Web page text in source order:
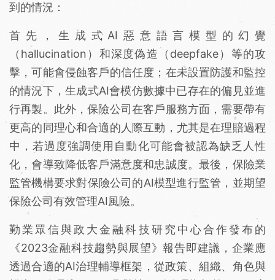
到的情況：
首先，生成式AI惡意語言模型的幻覺
（hallucination）和深度偽造（deepfake）等的攻
擊，可能會侵蝕客戶的信任度；在未設置防護和監控
的情況下，生成式AI會模仿數據中已存在的偏見並進
行再製。此外，保險公司在客戶服務方面，需要帶有
更高的同理心和合適的人際互動，尤其是在理賠過程
中，若過度強調使用自動化可能會被認為缺乏人性
化，會導致降低客戶滿意度和忠誠度。最後，保險業
監管機構要求對保險公司的AI模型進行監管，並期望
保險公司有效管理AI風險。
勤業眾信與政大金融科技研究中心合作發布的
《2023金融科技趨勢與展望》報告即建議，企業應
透過合適的AI治理輔導框架，從政策、組織、角色與